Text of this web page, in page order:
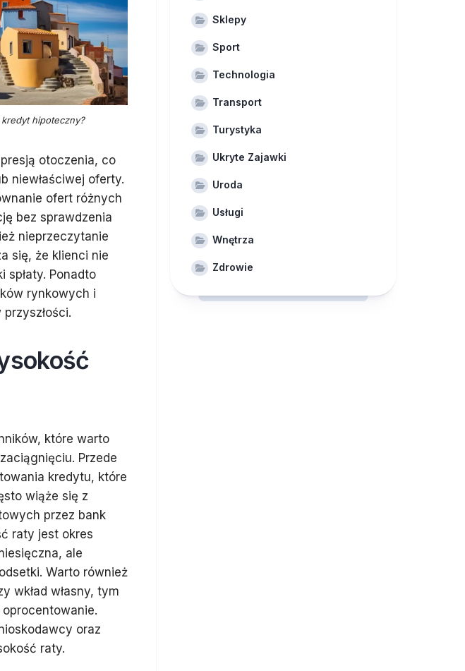
hipoteczny?
otoczenia, co
niewłaściwej oferty.
ofert różnych
bez sprawdzenia
nieprzeczytanie
się, że klienci nie
Ponadto
rynkowych i
które warto
Przede
kredytu, które
wiąże się z
przez bank
raty jest okres
ale
Warto również
wkład własny, tym
oraz
raty.
Sklepy
Sport
Technologia
Transport
Turystyka
Ukryte Zajawki
Uroda
Usługi
Wnętrza
Zdrowie